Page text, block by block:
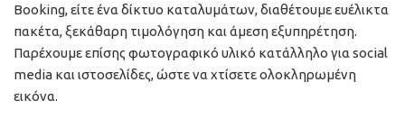
Booking, είτε ένα δίκτυο καταλυμάτων, διαθέτουμε ευέλικτα
πακέτα, ξεκάθαρη τιμολόγηση και άμεση εξυπηρέτηση.
Παρέχουμε επίσης φωτογραφικό υλικό κατάλληλο για social
media και ιστοσελίδες, ώστε να χτίσετε ολοκληρωμένη
εικόνα.